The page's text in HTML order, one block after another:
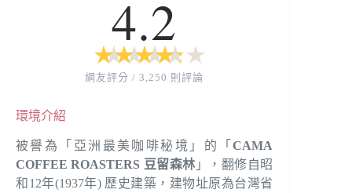
4.2
★
★ ★
★ ★
★ ★
★ ★
★
網友評分 / 3,250 則評論
環境介紹
被譽為「亞洲最美咖啡秘境」的「CAMA
COFFEE ROASTERS 豆留森林 」，翻修自昭
和12年(1937年) 歷史建築，建物址原為台灣省